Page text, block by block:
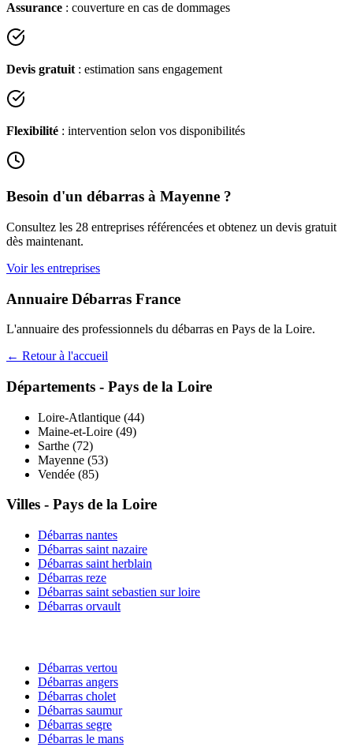
Assurance : couverture en cas de dommages
Devis gratuit : estimation sans engagement
Flexibilité : intervention selon vos disponibilités
Besoin d'un débarras à Mayenne ?
Consultez les 28 entreprises référencées et obtenez un devis gratuit
dès maintenant.
Voir les entreprises
Annuaire Débarras France
L'annuaire des professionnels du débarras en Pays de la Loire.
← Retour à l'accueil
Départements - Pays de la Loire
Loire-Atlantique (44)
Maine-et-Loire (49)
Sarthe (72)
Mayenne (53)
Vendée (85)
Villes - Pays de la Loire
Débarras nantes
Débarras saint nazaire
Débarras saint herblain
Débarras reze
Débarras saint sebastien sur loire
Débarras orvault
Débarras vertou
Débarras angers
Débarras cholet
Débarras saumur
Débarras segre
Débarras le mans